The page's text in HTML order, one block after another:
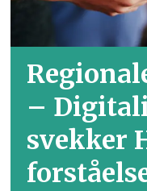
–
svekker